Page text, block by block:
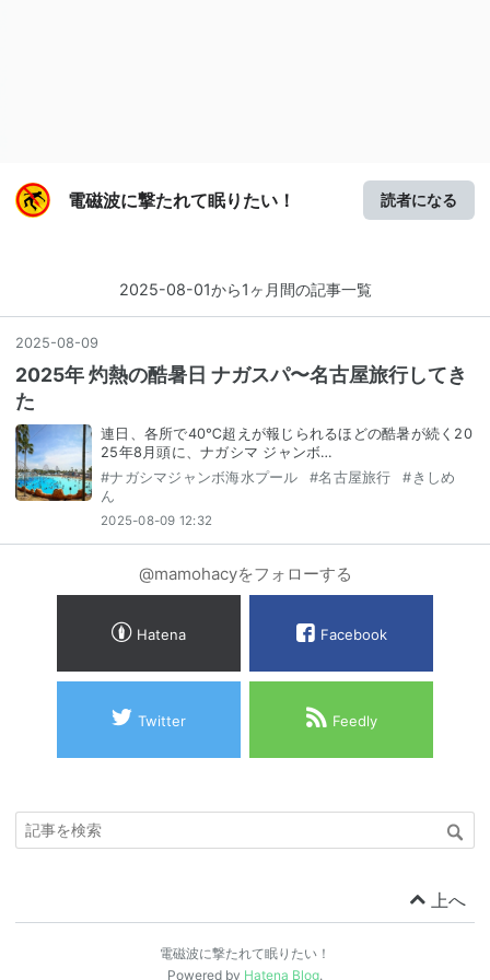
電磁波に撃たれて眠りたい！ 読者になる
2025-08-01から1ヶ月間の記事一覧
2025-08-09
2025年 灼熱の酷暑日 ナガスパ〜名古屋旅行してき
た
連日、各所で40℃超えが報じられるほどの酷暑が続く20
25年8月頭に、ナガシマ ジャンボ…
#ナガシマジャンボ海水プール #名古屋旅行 # きしめ
ん
2025-08-09 12:32
@mamohacyをフォローする
Hatena Facebook
Twitter Feedly
上へ
電磁波に撃たれて眠りたい！
Powered by Hatena Blog.